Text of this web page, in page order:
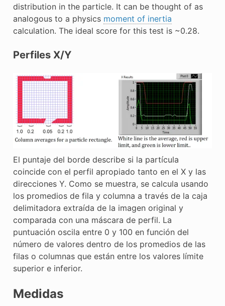
distribution in the particle. It can be thought of as
analogous to a physics moment of inertia
calculation. The ideal score for this test is ~0.28.
Perfiles X/Y
El puntaje del borde describe si la partícula
coincide con el perfil apropiado tanto en el X y las
direcciones Y. Como se muestra, se calcula usando
los promedios de fila y columna a través de la caja
delimitadora extraída de la imagen original y
comparada con una máscara de perfil. La
puntuación oscila entre 0 y 100 en función del
número de valores dentro de los promedios de las
filas o columnas que están entre los valores límite
superior e inferior.
Medidas